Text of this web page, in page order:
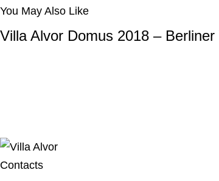
You May Also Like
Villa Alvor Domus 2018 –
Contacts